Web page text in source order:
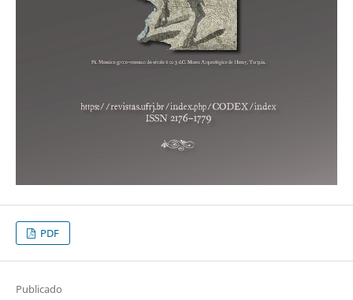
PDF
Publicado